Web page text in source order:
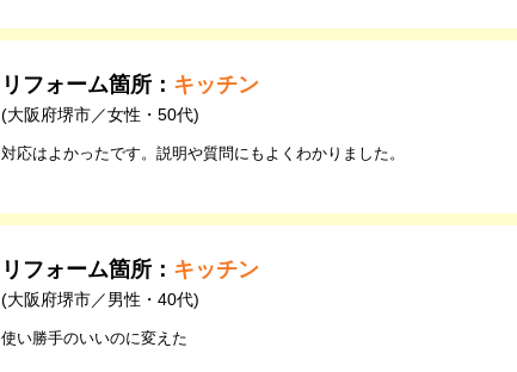
リフォーム箇所： キッチン
(大阪府堺市／女性・50代)
対応はよかったです。説明や質問にもよくわかりました。
リフォーム箇所： キッチン
(大阪府堺市／男性・40代)
使い勝手のいいのに変えた